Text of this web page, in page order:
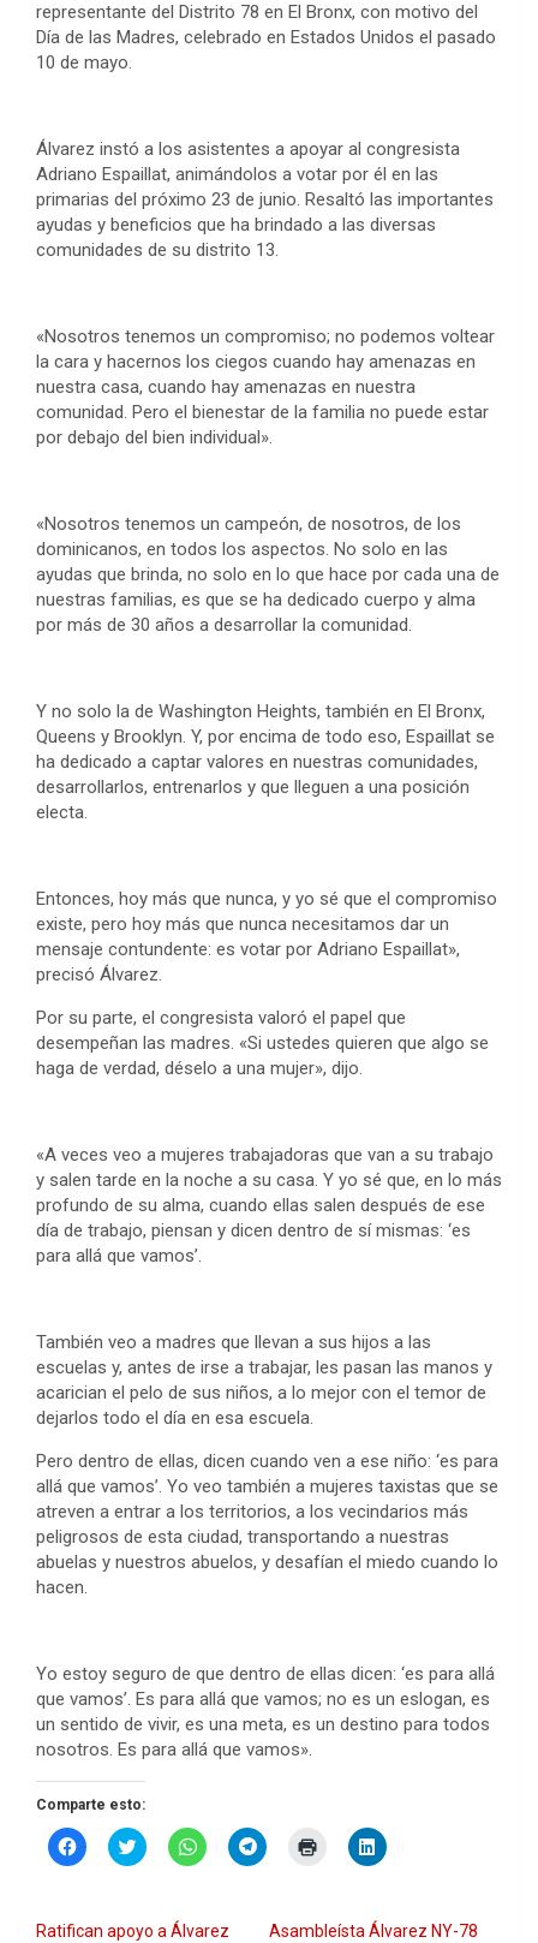
representante del Distrito 78 en El Bronx, con motivo del
Día de las Madres, celebrado en Estados Unidos el pasado
10 de mayo.
Álvarez instó a los asistentes a apoyar al congresista
Adriano Espaillat, animándolos a votar por él en las
primarias del próximo 23 de junio. Resaltó las importantes
ayudas y beneficios que ha brindado a las diversas
comunidades de su distrito 13.
«Nosotros tenemos un compromiso; no podemos voltear
la cara y hacernos los ciegos cuando hay amenazas en
nuestra casa, cuando hay amenazas en nuestra
comunidad. Pero el bienestar de la familia no puede estar
por debajo del bien individual».
«Nosotros tenemos un campeón, de nosotros, de los
dominicanos, en todos los aspectos. No solo en las
ayudas que brinda, no solo en lo que hace por cada una de
nuestras familias, es que se ha dedicado cuerpo y alma
por más de 30 años a desarrollar la comunidad.
Y no solo la de Washington Heights, también en El Bronx,
Queens y Brooklyn. Y, por encima de todo eso, Espaillat se
ha dedicado a captar valores en nuestras comunidades,
desarrollarlos, entrenarlos y que lleguen a una posición
electa.
Entonces, hoy más que nunca, y yo sé que el compromiso
existe, pero hoy más que nunca necesitamos dar un
mensaje contundente: es votar por Adriano Espaillat»,
precisó Álvarez.
Por su parte, el congresista valoró el papel que
desempeñan las madres. «Si ustedes quieren que algo se
haga de verdad, déselo a una mujer», dijo.
«A veces veo a mujeres trabajadoras que van a su trabajo
y salen tarde en la noche a su casa. Y yo sé que, en lo más
profundo de su alma, cuando ellas salen después de ese
día de trabajo, piensan y dicen dentro de sí mismas: ‘es
para allá que vamos’.
También veo a madres que llevan a sus hijos a las
escuelas y, antes de irse a trabajar, les pasan las manos y
acarician el pelo de sus niños, a lo mejor con el temor de
dejarlos todo el día en esa escuela.
Pero dentro de ellas, dicen cuando ven a ese niño: ‘es para
allá que vamos’. Yo veo también a mujeres taxistas que se
atreven a entrar a los territorios, a los vecindarios más
peligrosos de esta ciudad, transportando a nuestras
abuelas y nuestros abuelos, y desafían el miedo cuando lo
hacen.
Yo estoy seguro de que dentro de ellas dicen: ‘es para allá
que vamos’. Es para allá que vamos; no es un eslogan, es
un sentido de vivir, es una meta, es un destino para todos
nosotros. Es para allá que vamos».
Comparte esto:
H
a
c
H
a
c
H
a
c
H
a
c
H
a
i
c
Ratifican apoyo a Álvarez Asambleísta Álvarez NY-78